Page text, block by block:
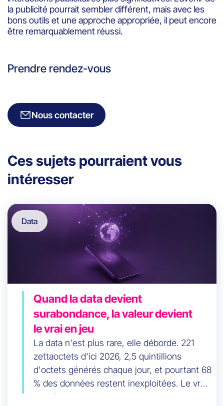
la publicité pourrait sembler différent, mais avec les
bons outils et une approche appropriée, il peut encore
être remarquablement réussi.
Prendre rendez-vous
Nous contacter
Ces sujets pourraient vous
intéresser
Data
Quand la data devient
surabondance, la valeur devient
le vrai en jeu
La data n'est plus rare, elle déborde. 221
zettaoctets d'ici 2026, 2,5 quintillions
d'octets générés chaque jour, et pourtant 68
% des données restent inexploitées. Le vrai
problème n'est plus la collecte, mais la